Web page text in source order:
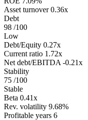
Asset turnover 0.36x
Debt
98 /100
Low
Debt/Equity 0.27x
Current ratio 1.72x
Net debt/EBITDA -0.21x
Stability
75 /100
Stable
Beta 0.41x
Rev. volatility 9.68%
Profitable years 6